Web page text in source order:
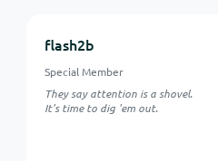
flash2b
Special Member
They say attention is a shovel.
It's time to dig 'em out.